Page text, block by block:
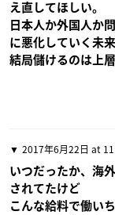
え直してほしい。
日本人か外国人か
に悪化していく未
結局儲けるのは上
2017年6月22日 at
いつだったか、海
されてたけど
こんな給料で働い